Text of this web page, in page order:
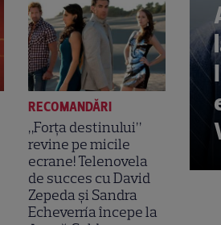
RECOMANDĂRI
„Forța destinului”
revine pe micile
ecrane! Telenovela
de succes cu David
Zepeda și Sandra
Echeverría începe la